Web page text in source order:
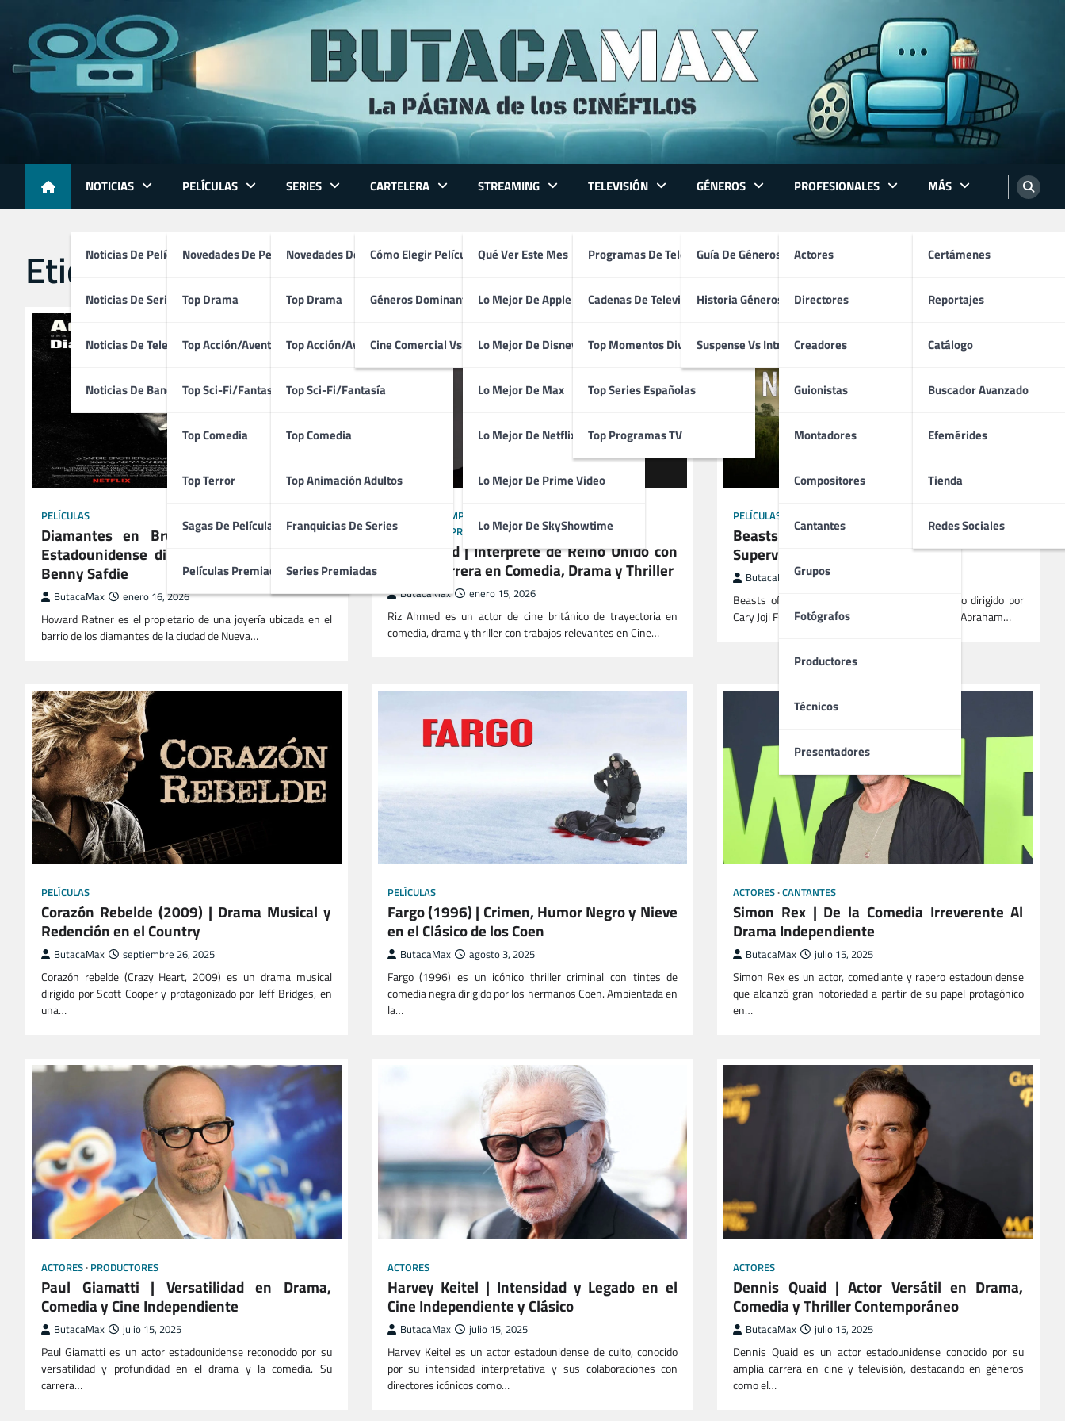
content
NOTICIAS
Noticias De Películas
Noticias De Series
Noticias De Televisión
Noticias De Bandas Sonoras
PELÍCULAS
Novedades De Películas
Top Drama
Top Acción/Aventura
Top Sci-Fi/Fantasía
Top Comedia
Top Terror
Sagas De Películas
Películas Premiadas
SERIES
Novedades De Series
Top Drama
Top Acción/Aventura
Top Sci-Fi/Fantasía
Top Comedia
Top Animación Adultos
Franquicias De Series
Series Premiadas
CARTELERA
Cómo Elegir Película
Géneros Dominantes
Cine Comercial Vs Autor
STREAMING
Qué Ver Este Mes
Lo Mejor De Apple TV
Lo Mejor De Disney+
Lo Mejor De Max
Lo Mejor De Netflix
Lo Mejor De Prime Video
Lo Mejor De SkyShowtime
TELEVISIÓN
Programas De Televisión
Cadenas De Televisión
Top Momentos Divertidos
Top Series Españolas
Top Programas TV
GÉNEROS
Guía De Géneros
Historia Géneros TV
Suspense Vs Intriga
PROFESIONALES
Actores
Directores
Creadores
Guionistas
Montadores
Compositores
Cantantes
Grupos
Fotógrafos
Productores
Técnicos
Presentadores
MÁS
Certámenes
Reportajes
Catálogo
Buscador Avanzado
Efemérides
Tienda
Redes Sociales
Etiqueta: independent spirit mejor actor
PELÍCULAS
Diamantes en Bruto (2019) | Filmación
Estadounidense dirigida por Josh Safdie y
Benny Safdie
ButacaMax enero 16, 2026
Howard Ratner es el propietario de una joyería ubicada en el
barrio de los diamantes de la ciudad de Nueva…
COMPOSITORES
GUIONISTAS
PRODUCTORES TÉCNICOS
Riz Ahmed | Intérprete de Reino Unido con
amplia carrera en Comedia, Drama y Thriller
ButacaMax enero 15, 2026
Riz Ahmed es un actor de cine británico de trayectoria en
comedia, drama y thriller con trabajos relevantes en Cine…
PELÍCULAS
Beasts of No Nation (2015) | Drama Bélico y
Supervivencia en Guerra Infantil
ButacaMax octubre 28, 2025
Beasts of No Nation (2015) es un drama bélico dirigido por
Cary Joji Fukunaga y protagonizado por Idris Elba, Abraham…
PELÍCULAS
Corazón Rebelde (2009) | Drama Musical y
Redención en el Country
ButacaMax septiembre 26, 2025
Corazón rebelde (Crazy Heart, 2009) es un drama musical
dirigido por Scott Cooper y protagonizado por Jeff Bridges, en
una…
PELÍCULAS
Fargo (1996) | Crimen, Humor Negro y Nieve
en el Clásico de los Coen
ButacaMax agosto 3, 2025
Fargo (1996) es un icónico thriller criminal con tintes de
comedia negra dirigido por los hermanos Coen. Ambientada en
la…
ACTORES CANTANTES
Simon Rex | De la Comedia Irreverente Al
Drama Independiente
ButacaMax julio 15, 2025
Simon Rex es un actor, comediante y rapero estadounidense
que alcanzó gran notoriedad a partir de su papel protagónico
en…
ACTORES PRODUCTORES
Paul Giamatti | Versatilidad en Drama,
Comedia y Cine Independiente
ButacaMax julio 15, 2025
Paul Giamatti es un actor estadounidense reconocido por su
versatilidad y profundidad en el drama y la comedia. Su
carrera…
ACTORES
Harvey Keitel | Intensidad y Legado en el
Cine Independiente y Clásico
ButacaMax julio 15, 2025
Harvey Keitel es un actor estadounidense de culto, conocido
por su intensidad interpretativa y sus colaboraciones con
directores icónicos como…
ACTORES
Dennis Quaid | Actor Versátil en Drama,
Comedia y Thriller Contemporáneo
ButacaMax julio 15, 2025
Dennis Quaid es un actor estadounidense conocido por su
amplia carrera en cine y televisión, destacando en géneros
como el…